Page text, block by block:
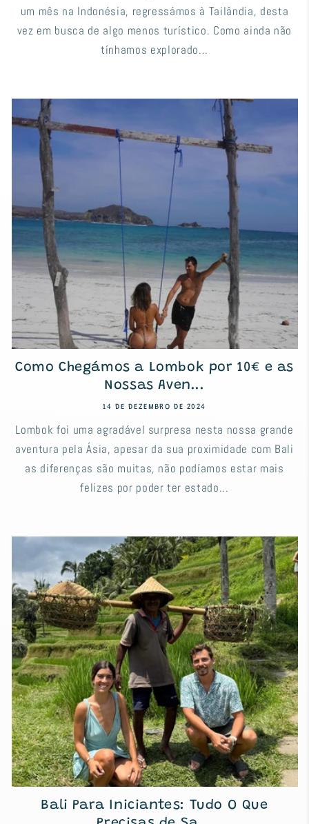
um mês na Indonésia, regressámos à Tailândia, desta
vez em busca de algo menos turístico. Como ainda não
tínhamos explorado...
Como Chegámos a Lombok por 10€ e as
Nossas Aven...
14 DE DEZEMBRO DE 2024
Lombok foi uma agradável surpresa nesta nossa grande
aventura pela Ásia, apesar da sua proximidade com Bali
as diferenças são muitas, não podíamos estar mais
felizes por poder ter estado...
Bali Para Iniciantes: Tudo O Que